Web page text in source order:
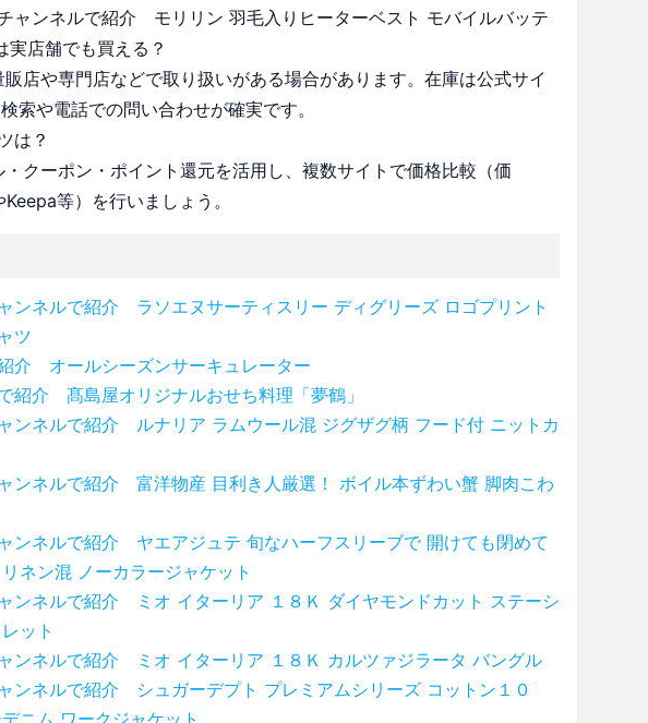
ャンネルで紹介 モリリン 羽毛入りヒーターベスト モバイルバッテ
実店舗でも買える？
店や専門店などで取り扱いがある場合があります。在庫は公式サイ
索や電話での問い合わせが確実です。
は？
クーポン・ポイント還元を活用し、複数サイトで価格比較（価
等）を行いましょう。
ンネルで紹介 ラソエヌサーティスリー ディグリーズ ロゴプリント
ツ
介 オールシーズンサーキュレーター
紹介 髙島屋オリジナルおせち料理「夢鶴」
ンネルで紹介 ルナリア ラムウール混 ジグザグ柄 フード付 ニットカ
ンネルで紹介 富洋物産 目利き人厳選！ ボイル本ずわい蟹 脚肉こわ
ンネルで紹介 ヤエアジュテ 旬なハーフスリーブで 開けても閉めて
ネン混 ノーカラージャケット
ンネルで紹介 ミオ イターリア １８Ｋ ダイヤモンドカット ステーシ
ット
ンネルで紹介 ミオ イターリア １８Ｋ カルツァジラータ バングル
ンネルで紹介 シュガーデプト プレミアムシリーズ コットン１０